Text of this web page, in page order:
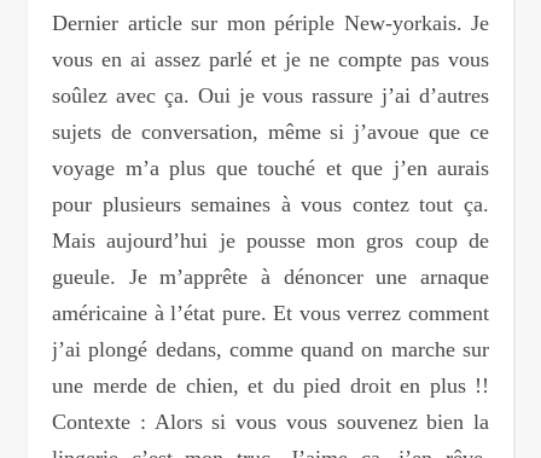
Dernier article sur mon périple New-yorkais. Je
vous en ai assez parlé et je ne compte pas vous
soûlez avec ça. Oui je vous rassure j’ai d’autres
sujets de conversation, même si j’avoue que ce
voyage m’a plus que touché et que j’en aurais
pour plusieurs semaines à vous contez tout ça.
Mais aujourd’hui je pousse mon gros coup de
gueule. Je m’apprête à dénoncer une arnaque
américaine à l’état pure. Et vous verrez comment
j’ai plongé dedans, comme quand on marche sur
une merde de chien, et du pied droit en plus !!
Contexte : Alors si vous vous souvenez bien la